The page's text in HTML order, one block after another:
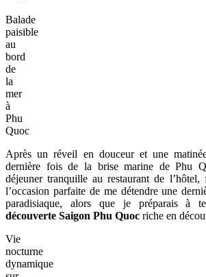
Balade
paisible
au
bord
de
la
mer
à
Phu
Quoc
Après un réveil en douceur et une
dernière fois de la brise marine de Phu
déjeuner tranquille au restaurant de l’hôtel,
l’occasion parfaite de me détendre une
paradisiaque, alors que je préparais à
découverte Saigon Phu Quoc riche en
Vie
nocturne
dynamique